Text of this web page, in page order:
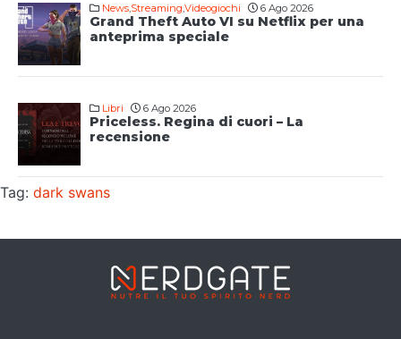
News Streaming Videogiochi 6 Ago 2026
Grand Theft Auto VI su Netflix per una
anteprima speciale
Libri 6 Ago 2026
Priceless. Regina di cuori – La
recensione
Tag: dark swans